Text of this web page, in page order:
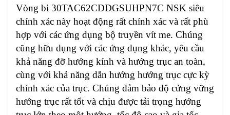
Vòng bi 30TAC62CDDGSUHPN7C NSK siêu
chính xác này hoạt động rất chính xác và rất phù
hợp với các ứng dụng bộ truyền vít me. Chúng
cũng hữu dụng với các ứng dụng khác, yêu cầu
khả năng đỡ hướng kính và hướng trục an toàn,
cùng với khả năng dẫn hướng hướng trục cực kỳ
chính xác của trục. Chúng đảm bảo độ cứng vững
hướng trục rất tốt và chịu được tải trọng hướng